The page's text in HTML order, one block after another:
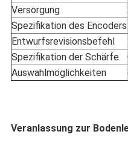
Versorgung
Spezifikation des Encoders
Entwurfsrevisionsbefehl
Spezifikation der Schärfe
Auswahlmöglichkeiten
Veranlassung zur